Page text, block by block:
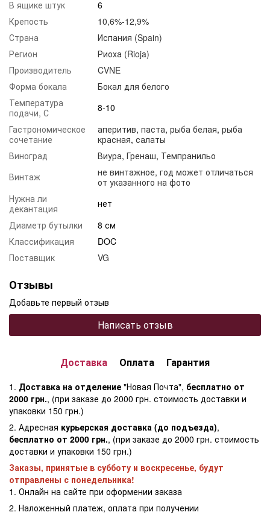
В ящике штук
6
Крепость
10,6%-12,9%
Страна
Испания (Spain)
Регион
Риоха (Rioja)
Производитель
CVNE
Форма бокала
Бокал для белого
Температура
подачи, С
8-10
Гастрономическое
сочетание
аперитив, паста, рыба белая, рыба
красная, салаты
Виноград
Виура, Гренаш, Темпранильо
Винтаж
не винтажное, год может отличаться
от указанного на фото
Нужна ли
декантация
нет
Диаметр бутылки
8 см
Классификация
DOC
Поставщик
VG
Отзывы
Добавьте первый отзыв
Написать отзыв
Доставка Оплата Гарантия
1. Доставка на отделение "Новая Почта", бесплатно от
2000 грн., (при заказе до 2000 грн. стоимость доставки и
упаковки 150 грн.)
2. Адресная курьерская доставка (до подъезда),
бесплатно от 2000 грн., (при заказе до 2000 грн. стоимость
доставки и упаковки 150 грн.)
Заказы, принятые в субботу и воскресенье, будут
отправлены с понедельника!
1. Онлайн на сайте при оформении заказа
2. Наложенный платеж, оплата при получении